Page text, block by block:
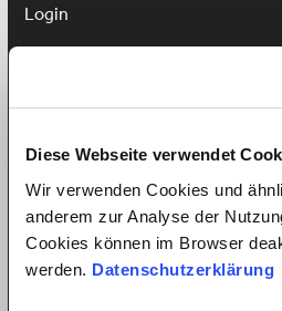
Diese Webseite verwendet
Wir verwenden Cookies und
anderem zur Analyse der
Cookies können im Browser
werden. Datenschutzerklärung
Login
Pflegehilfe anstellen
Vorteile für Arbeitnehmer
Arbeitnehmer Registrierung
Arbeitnehmer Login
Sprachkurs gewinnen